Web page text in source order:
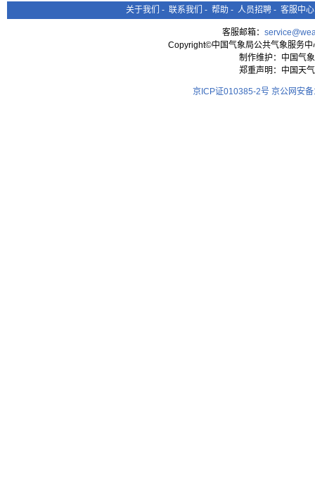
关于我们 - 联系我们 - 帮助 - 人员招聘 - 客服中心
客服邮箱：
Copyright©中国气象局公共气象服务
制作维护：中国气
郑重声明：中国天
京ICP证010385-2号 京公网安